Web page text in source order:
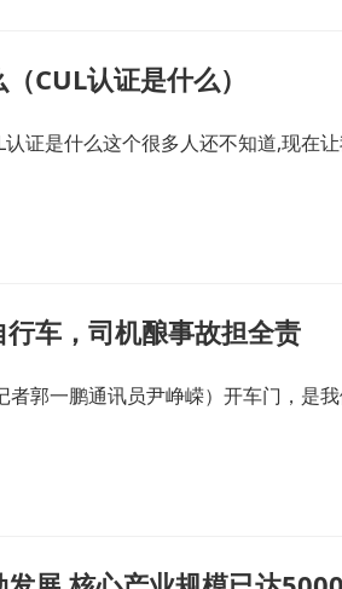
CUL认证是什么）
证是什么这个很多人还不知道,现在
车，司机酿事故担全责
者郭一鹏通讯员尹峥嵘）开车门，是